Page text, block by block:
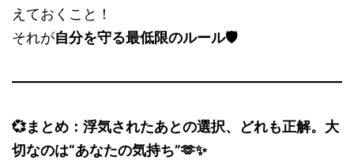
えておくこと！
それが自分を守る最低限のルール🛡️
💞まとめ：浮気されたあとの選択、どれも正解。大
切なのは“あなたの気持ち”🫶✨